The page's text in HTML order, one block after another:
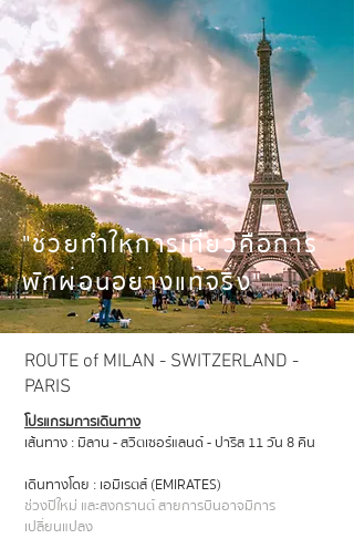
"ช่วยทำให้การเที่ยวคือการ
พักผ่อนอย่างแท้จริง"
ROUTE of MILAN - SWITZERLAND -
PARIS
โปรแกรมการเดินทาง
เส้นทาง : มิลาน - สวิตเซอร์แลนด์ - ปารีส 11 วัน 8 คืน
เดินทางโดย : เอมิเรตส์ (EMIRATES)
ช่วงปีใหม่ และสงกรานต์ สายการบินอาจมีการ
เปลี่ยนแปลง